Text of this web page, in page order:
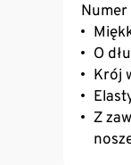
Numer
O
Krój
Z